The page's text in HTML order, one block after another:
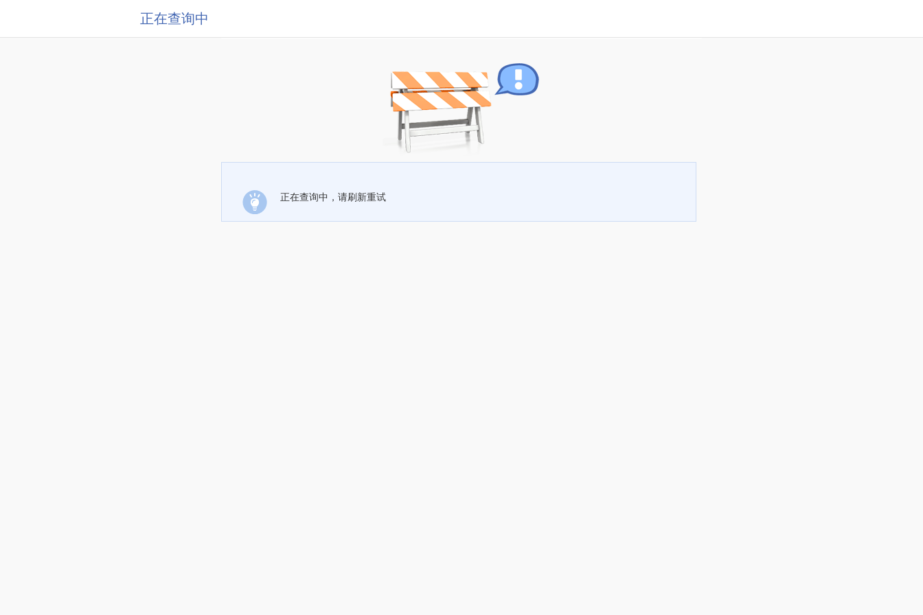
正在查询中
正在查询中，请刷新重试